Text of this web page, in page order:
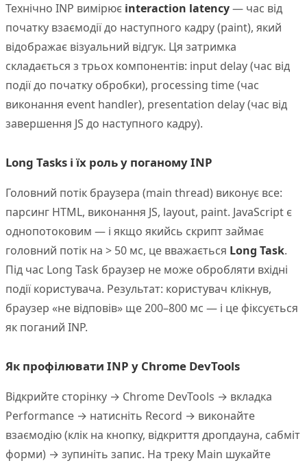
Технічно INP вимірює interaction latency— час від
початку взаємодії до наступного кадру (paint), який
відображає візуальний відгук. Ця затримка
складається з трьох компонентів: input delay (час від
події до початку обробки), processing time (час
виконання event handler), presentation delay (час від
завершення JS до наступного кадру).
Long Tasks і їх роль у поганому INP
Головний потік браузера (main thread) виконує все:
парсинг HTML, виконання JS, layout, paint. JavaScript є
однопотоковим — і якщо якийсь скрипт займає
головний потік на > 50 мс, це вважається Long Task.
Під час Long Task браузер не може обробляти вхідні
події користувача. Результат: користувач клікнув,
браузер «не відповів» ще 200–800 мс — і це фіксується
як поганий INP.
Як профілювати INP у Chrome DevTools
Відкрийте сторінку → Chrome DevTools → вкладка
Performance → натисніть Record → виконайте
взаємодію (клік на кнопку, відкриття дропдауна, сабміт
форми) → зупиніть запис. На треку Main шукайте